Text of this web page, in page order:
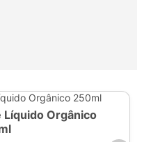
Líquido Orgânico